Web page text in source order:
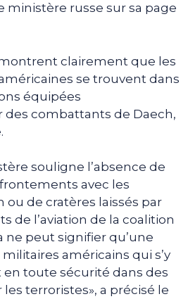
ministère russe sur sa page
clairement que les
se trouvent dans
équipées
combattants de Daech,
souligne l’absence de
avec les
ou de cratères laissés par
de l’aviation de la coalition
ne peut signifier qu’une
américains qui s’y
toute sécurité dans des
terroristes», a précisé le